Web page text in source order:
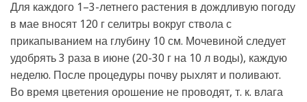
Для каждого 1–3-летнего растения в дождливую погоду
в мае вносят 120 г селитры вокруг ствола с
прикапыванием на глубину 10 см. Мочевиной следует
удобрять 3 раза в июне (20-30 г на 10 л воды), каждую
неделю. После процедуры почву рыхлят и поливают.
Во время цветения орошение не проводят, т. к. влага